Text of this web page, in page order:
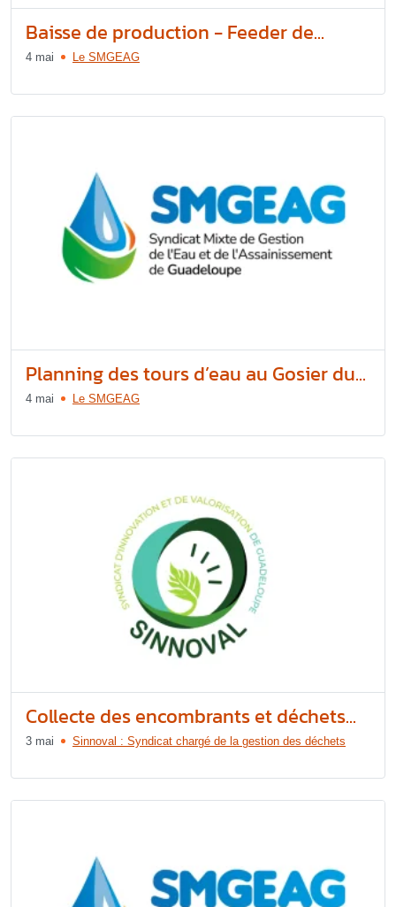
Baisse de production - Feeder de...
4 mai Le SMGEAG
Planning des tours d’eau au Gosier du...
4 mai Le SMGEAG
Collecte des encombrants et déchets...
3 mai Sinnoval : Syndicat chargé de la gestion des déchets